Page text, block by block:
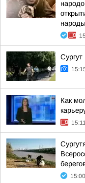
Как
15:11
15:00